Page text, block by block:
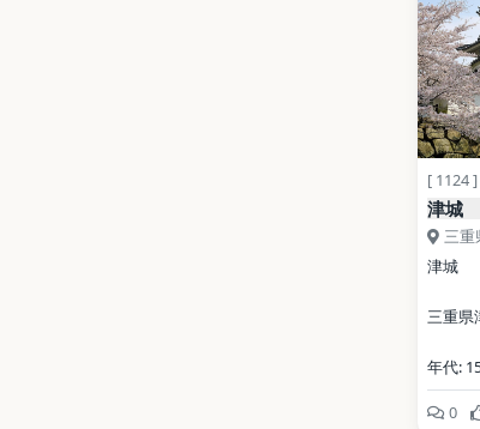
[ 1124
津城
三重
津城
三重県
年代:
写真:
0